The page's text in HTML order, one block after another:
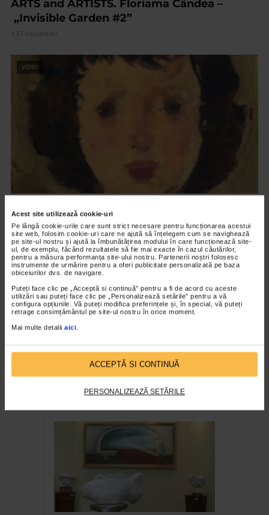
Acest site utilizează cookie-uri
Pe lângă cookie-urile care sunt strict necesare pentru funcționarea acestui
site web, folosim cookie-uri care ne ajută să înțelegem cum se navighează
pe site-ul nostru și ajută la îmbunătățirea modului în care funcționează site-
ul, de exemplu, făcând rezultatele să fie mai exacte în cazul căutărilor,
pentru a măsura performanța site-ului nostru. Partenerii noștri folosesc
instrumente de urmărire pentru a oferi publicitate personalizată pe baza
obiceiurilor dvs. de navigare.
Puteți face clic pe „Acceptă si continuă” pentru a fi de acord cu aceste
utilizări sau puteți face clic pe „Personalizează setările” pentru a vă
configura opțiunile. Vă puteți modifica preferințele și, în special, vă puteți
retrage consimțământul pe site-ul nostru în orice moment.
Mai multe detalii aici.
ACCEPTĂ SI CONTINUĂ
PERSONALIZEAZĂ SETĂRILE
ARTS and ARTISTS. Floriama Cândea –
„Invisible Garden #2”
137 vizualizari
VIDEO
Nicolae Tonitza – Pictor al copiilor
152 vizualizari
RECOMANDĂRI
Vasile Tolan in atelierul sau